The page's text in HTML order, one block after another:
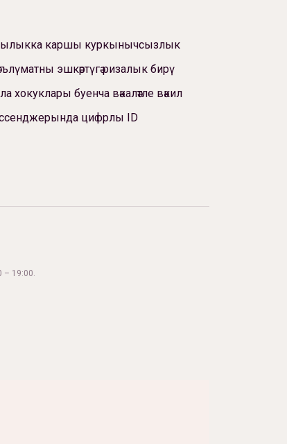
каршы куркынычсызлык
эшкәртүгә ризалык бирү
хокуклары буенча вәкаләтле вәкил
цифрлы ID
– 19:00.